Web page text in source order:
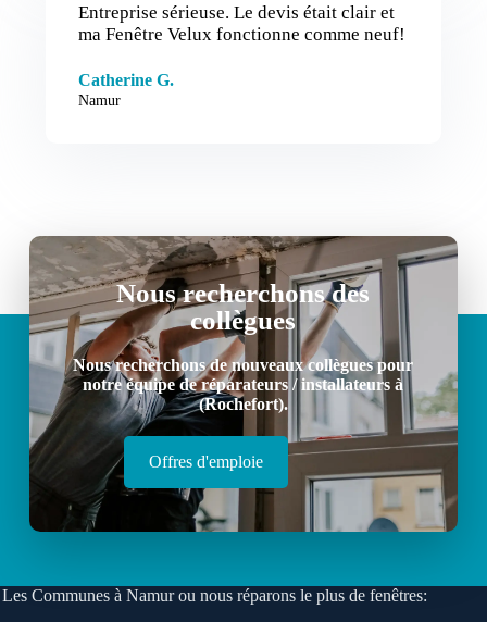
Entreprise sérieuse. Le devis était clair et
ma Fenêtre Velux fonctionne comme neuf!
Catherine G.
Namur
Nous recherchons des
collègues
Nous recherchons de nouveaux collègues pour
notre équipe de réparateurs / installateurs à
(Rochefort).
Offres d'emploie
Les Communes à Namur ou nous réparons le plus de fenêtres: